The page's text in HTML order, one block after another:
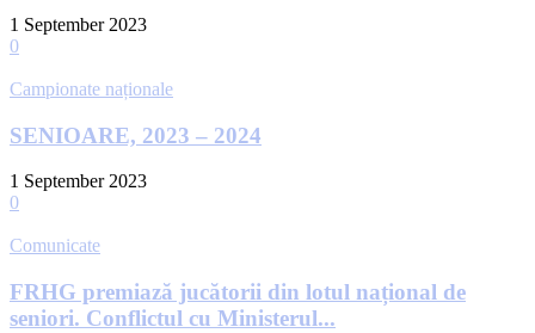
1 September 2023
0
Campionate naționale
SENIOARE, 2023 – 2024
1 September 2023
0
Comunicate
FRHG premiază jucătorii din lotul național de
seniori. Conflictul cu Ministerul...